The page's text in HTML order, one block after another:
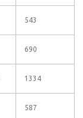
543
690
1334
587